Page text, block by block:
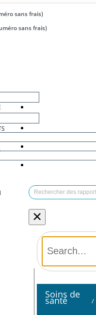
sans frais)
sans frais)
×
Soins de
santé /